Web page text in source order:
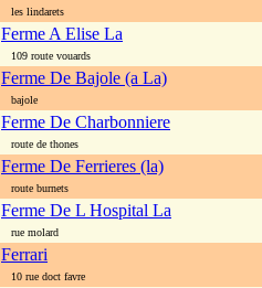
les lindarets
Ferme A Elise La
109 route vouards
Ferme De Bajole (a La)
bajole
Ferme De Charbonniere
route de thones
Ferme De Ferrieres (la)
route burnets
Ferme De L Hospital La
rue molard
Ferrari
10 rue doct favre